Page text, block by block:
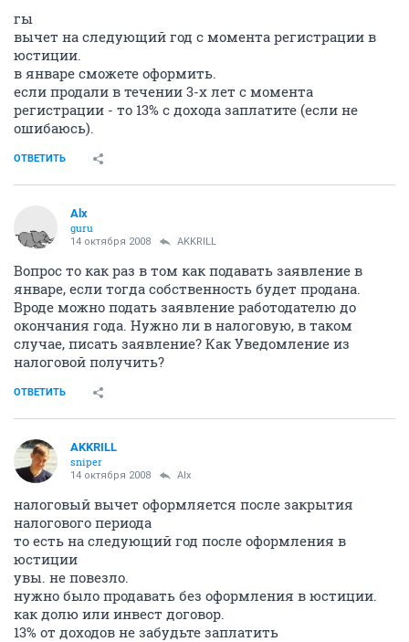
гы
вычет на следующий год с момента регистрации в
юстиции.
в январе сможете оформить.
если продали в течении 3-х лет с момента
регистрации - то 13% с дохода заплатите (если не
ошибаюсь).
ОТВЕТИТЬ
Alx
guru
14 октября 2008 AKKRILL
Вопрос то как раз в том как подавать заявление в
январе, если тогда собственность будет продана.
Вроде можно подать заявление работодателю до
окончания года. Нужно ли в налоговую, в таком
случае, писать заявление? Как Уведомление из
налоговой получить?
ОТВЕТИТЬ
AKKRILL
sniper
14 октября 2008 Alx
налоговый вычет оформляется после закрытия
налогового периода
то есть на следующий год после оформления в
юстиции
увы. не повезло.
нужно было продавать без оформления в юстиции.
как долю или инвест договор.
13% от доходов не забудьте заплатить